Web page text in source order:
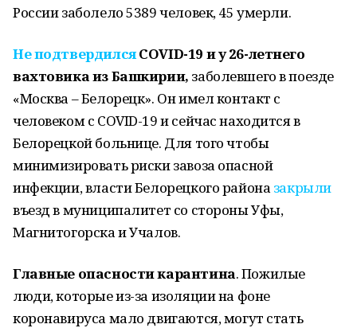
России заболело 5389 человек, 45 умерли.
Не подтвердилсяCOVID-19 и у 26-летнего
вахтовика из Башкирии, заболевшего в поезде
«Москва – Белорецк». Он имел контакт с
человеком с СОVID-19 и сейчас находится в
Белорецкой больнице. Для того чтобы
минимизировать риски завоза опасной
инфекции, власти Белорецкого района закрыли
въезд в муниципалитет со стороны Уфы,
Магнитогорска и Учалов.
Главные опасности карантина. Пожилые
люди, которые из-за изоляции на фоне
коронавируса мало двигаются, могут стать